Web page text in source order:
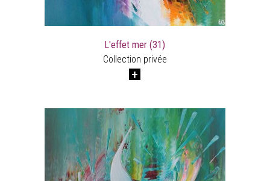
L'effet mer (31)
Collection privée